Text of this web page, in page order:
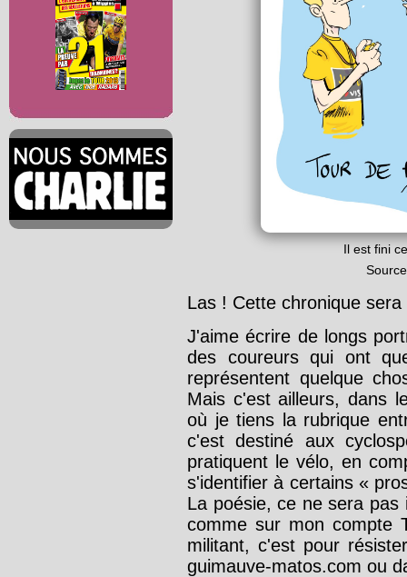
Il est fini
Las ! Cette chronique
J'aime écrire de longs
des coureurs qui ont
représentent quelque
Mais c'est ailleurs, dans
où je tiens la rubrique
c'est destiné aux
pratiquent le vélo, en
s'identifier à certains «
La poésie, ce ne sera
comme sur mon compte
militant, c'est pour
guimauve-matos.com ou